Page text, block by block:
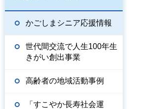
かごしまシニア応援情報
世代間交流で人生100年生
きがい創出事業
高齢者の地域活動事例
「すこやか長寿社会運